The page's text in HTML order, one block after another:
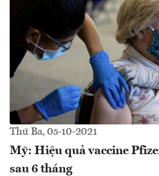
Thứ Ba, 05-10-2021
Mỹ: Hiệu quả vaccine
sau 6 tháng